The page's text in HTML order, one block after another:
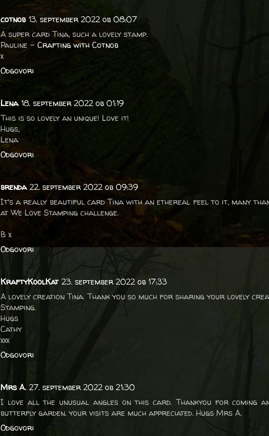
cotnob 13. september 2022 ob 08:07
A super card Tina, such a lovely stamp.
Pauline - Crafting with Cotnob
x
Odgovori
Lena 18. september 2022 ob 01:19
This is so lovely an unique! Love it!
Hugs,
Lena
Odgovori
brenda 22. september 2022 ob 09:39
It's a really beautiful card Tina with an ethereal feel to it, many
at We Love Stamping challenge.
B x
Odgovori
KraftyKoolKat 23. september 2022 ob 17:33
A lovely creation Tina. Thank you so much for sharing your lovely
Stamping.
Hugs
Cathy
xxx
Odgovori
Mrs A. 27. september 2022 ob 21:30
I love all the unusual angles on this card. Thankyou for coming
butterfly garden. your visits are much appreciated. Hugs Mrs A.
Odgovori